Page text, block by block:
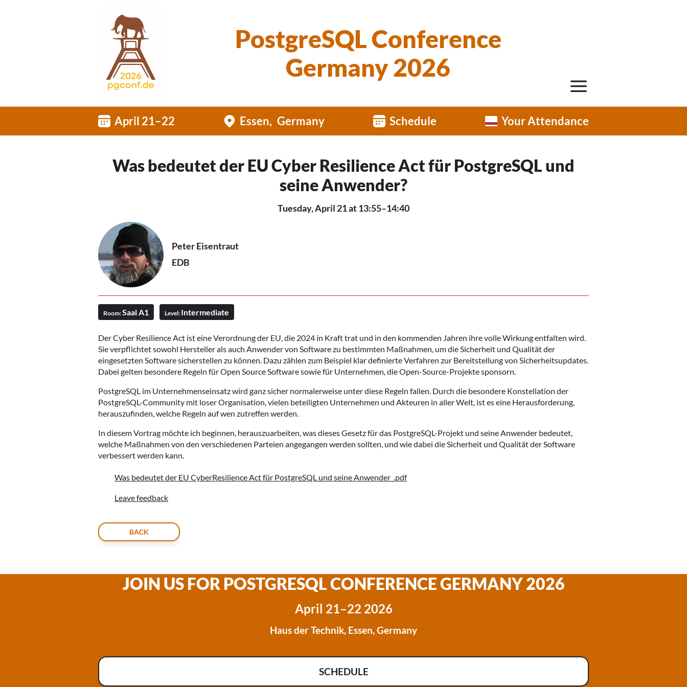
PostgreSQL Conference
Germany 2026
April 21–22 Essen Germany Schedule Your Attendance
Was bedeutet der EU Cyber Resilience Act für PostgreSQL und
seine Anwender?
Tuesday, April 21 at 13:55–14:40
Peter Eisentraut
EDB
Room:Saal A1 Level: Intermediate
Der Cyber Resilience Act ist eine Verordnung der EU, die 2024 in Kraft trat und in den kommenden Jahren ihre volle Wirkung entfalten wird.
Sie verpflichtet sowohl Hersteller als auch Anwender von Software zu bestimmten Maßnahmen, um die Sicherheit und Qualität der
eingesetzten Software sicherstellen zu können. Dazu zählen zum Beispiel klar definierte Verfahren zur Bereitstellung von Sicherheitsupdates.
Dabei gelten besondere Regeln für Open Source Software sowie für Unternehmen, die Open-Source-Projekte sponsorn.
PostgreSQL im Unternehmenseinsatz wird ganz sicher normalerweise unter diese Regeln fallen. Durch die besondere Konstellation der
PostgreSQL-Community mit loser Organisation, vielen beteiligten Unternehmen und Akteuren in aller Welt, ist es eine Herausforderung,
herauszufinden, welche Regeln auf wen zutreffen werden.
In diesem Vortrag möchte ich beginnen, herauszuarbeiten, was dieses Gesetz für das PostgreSQL-Projekt und seine Anwender bedeutet,
welche Maßnahmen von den verschiedenen Parteien angegangen werden sollten, und wie dabei die Sicherheit und Qualität der Software
verbessert werden kann.
Was bedeutet der EU CyberResilience Act für PostgreSQL und seine Anwender_.pdf
Leave feedback
BACK
JOIN US FOR POSTGRESQL CONFERENCE GERMANY 2026
April 21–22 2026
Haus der Technik, Essen, Germany
SCHEDULE